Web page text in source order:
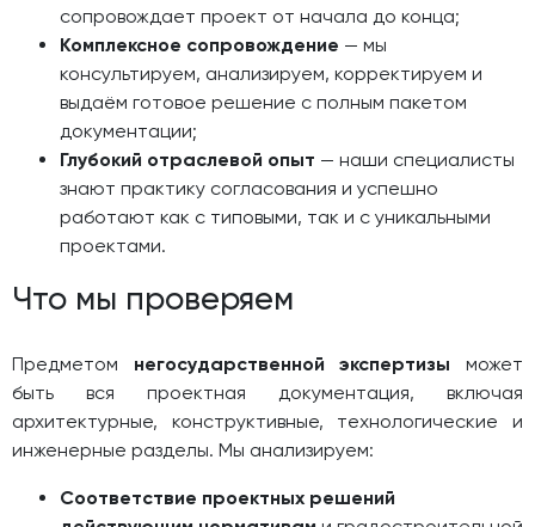
сопровождает проект от начала до конца;
Комплексное сопровождение — мы
консультируем, анализируем, корректируем и
выдаём готовое решение с полным пакетом
документации;
Глубокий отраслевой опыт — наши специалисты
знают практику согласования и успешно
работают как с типовыми, так и с уникальными
проектами.
Что мы проверяем
Предметом негосударственной экспертизы может
быть вся проектная документация, включая
архитектурные, конструктивные, технологические и
инженерные разделы. Мы анализируем:
Соответствие проектных решений